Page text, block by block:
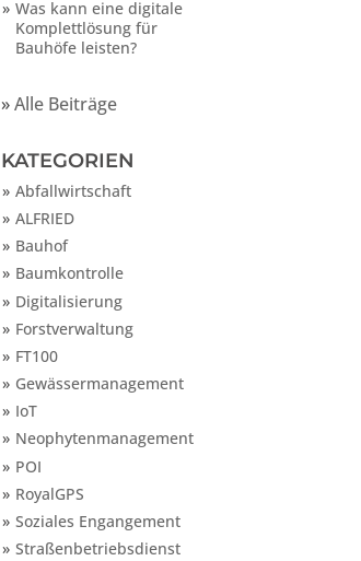
Was kann eine digitale
Komplettlösung für
Bauhöfe leisten?
»Alle Beiträge
KATEGORIEN
Abfallwirtschaft
ALFRIED
Bauhof
Baumkontrolle
Digitalisierung
Forstverwaltung
FT100
Gewässermanagement
IoT
Neophytenmanagement
POI
RoyalGPS
Soziales Engangement
Straßenbetriebsdienst